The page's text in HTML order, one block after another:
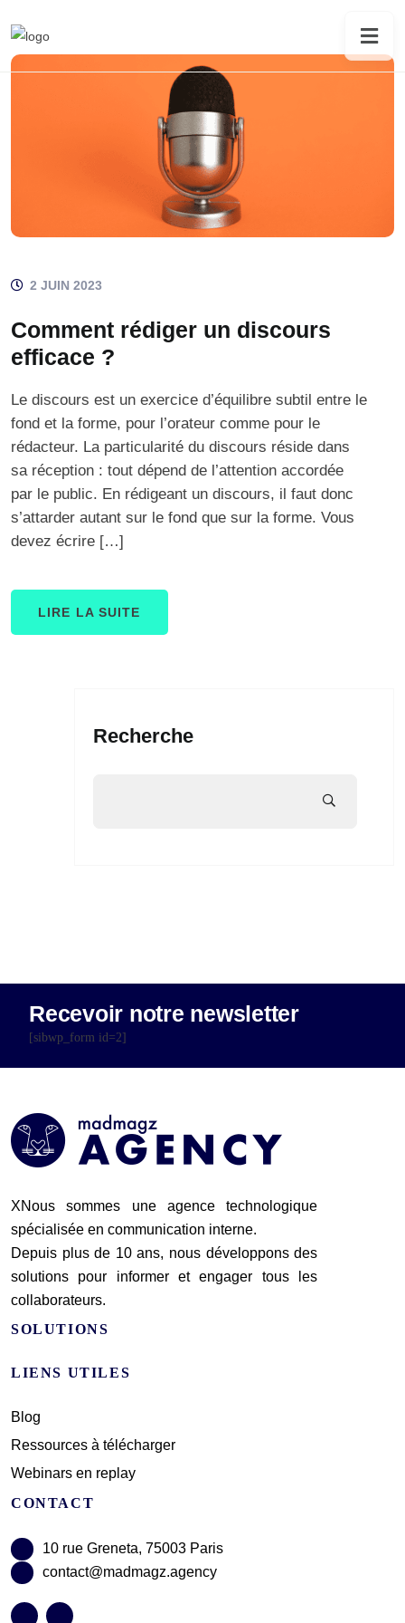
2 JUIN 2023
Comment rédiger un discours
efficace ?
Le discours est un exercice d’équilibre subtil entre le
fond et la forme, pour l’orateur comme pour le
rédacteur. La particularité du discours réside dans
sa réception : tout dépend de l’attention accordée
par le public. En rédigeant un discours, il faut donc
s’attarder autant sur le fond que sur la forme. Vous
devez écrire […]
LIRE LA SUITE
Recherche
Recevoir notre newsletter
[sibwp_form id=2]
XNous sommes une agence technologique
spécialisée en communication interne.
Depuis plus de 10 ans, nous développons des
solutions pour informer et engager tous les
collaborateurs.
SOLUTIONS
LIENS UTILES
Blog
Ressources à télécharger
Webinars en replay
CONTACT
10 rue Greneta, 75003 Paris
contact@madmagz.agency